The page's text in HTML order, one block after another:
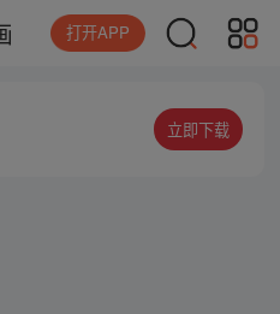
打开APP
立即下载